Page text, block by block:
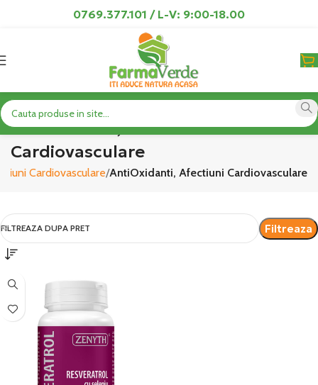
0769.377.101 / L-V: 9:00-18.00
AntiOxidanti, Afectiuni
Cardiovasculare
Cardiovasculare AntiOxidanti, Afectiuni Cardiovasculare
FILTREAZA DUPA PRET Filtreaza